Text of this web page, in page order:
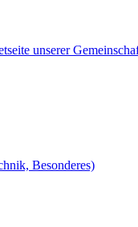
unserer
Besonderes)